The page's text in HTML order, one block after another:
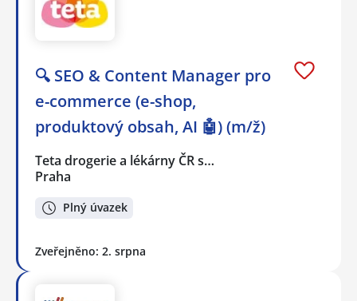
🔍 SEO & Content Manager pro
e-commerce (e-shop,
produktový obsah, AI 🤖) (m/ž)
Teta drogerie a lékárny ČR s…
Praha
Plný úvazek
Zveřejněno: 2. srpna